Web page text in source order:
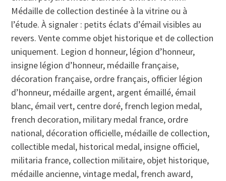
Médaille de collection destinée à la vitrine ou à
l’étude. À signaler : petits éclats d’émail visibles au
revers. Vente comme objet historique et de collection
uniquement. Legion d honneur, légion d’honneur,
insigne légion d’honneur, médaille française,
décoration française, ordre français, officier légion
d’honneur, médaille argent, argent émaillé, émail
blanc, émail vert, centre doré, french legion medal,
french decoration, military medal france, ordre
national, décoration officielle, médaille de collection,
collectible medal, historical medal, insigne officiel,
militaria france, collection militaire, objet historique,
médaille ancienne, vintage medal, french award,